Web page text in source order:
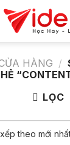
HÀNG /
LỌC